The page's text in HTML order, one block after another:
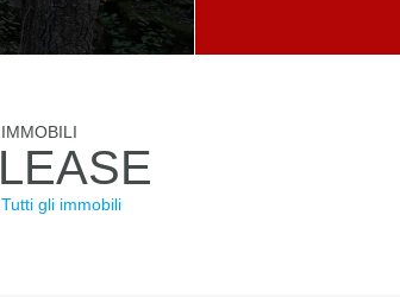
IMMOBILI
LEASE
Tutti gli immobili